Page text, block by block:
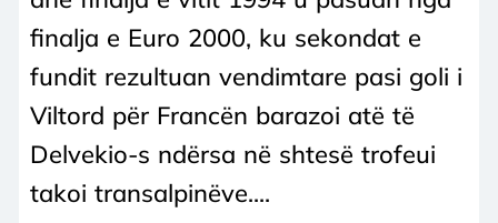
finalja e Euro 2000, ku sekondat e
fundit rezultuan vendimtare pasi goli i
Viltord për Francën barazoi atë të
Delvekio-s ndërsa në shtesë trofeui
takoi transalpinëve....